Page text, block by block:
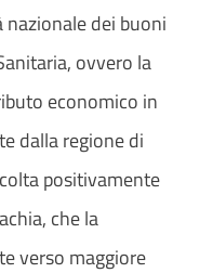
dei buoni
ovvero la
economico in
dalla regione di
positivamente
che la
verso maggiore